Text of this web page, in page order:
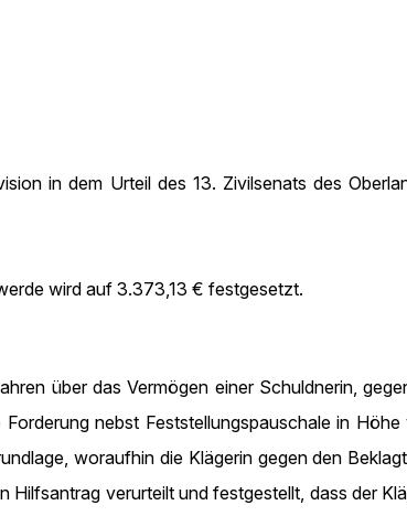
in dem Urteil des 13. Zivilsenats des
wird auf 3.373,13 € festgesetzt.
über das Vermögen einer Schuldnerin,
nebst Feststellungspauschale in
woraufhin die Klägerin gegen den
Hilfsantrag verurteilt und festgestellt, dass der